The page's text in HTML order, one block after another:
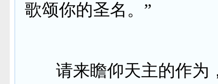
歌颂你的圣名。”
请来瞻仰天主的作为